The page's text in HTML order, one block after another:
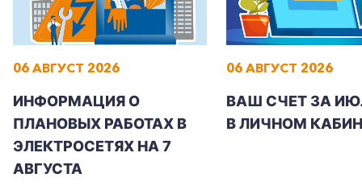
Корпоративным клиентам
06 АВГУСТ 2026
ИНФОРМАЦИЯ О
ПЛАНОВЫХ РАБОТАХ В
ЭЛЕКТРОСЕТЯХ НА 7
АВГУСТА
06 АВГУСТ 2026
ВАШ СЧЕТ ЗА
В ЛИЧНОМ